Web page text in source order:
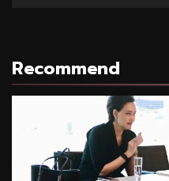
Recommend